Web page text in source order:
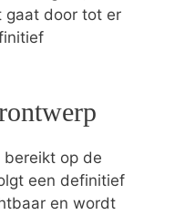
gaat door tot er
bereikt op de
een definitief
en wordt